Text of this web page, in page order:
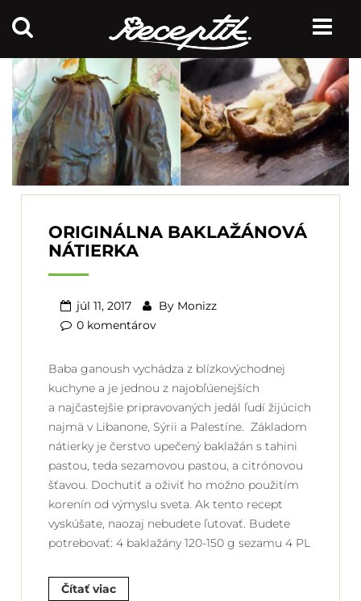
ORIGINÁLNA BAKLAŽÁNOVÁ
NÁTIERKA
júl 11, 2017 By Monizz
0 komentárov
Baba ganoush vychádza z blízkovýchodnej
kuchyne a je jednou z najobľúenejších
a najčastejšie pripravovaných jedál ľudí žijúcich
najmä v Libanone, Sýrii a Palestíne. Základom
nátierky je čerstvo upečený baklažán s tahini
pastou, teda sezamovou pastou, a citrónovou
šťavou. Dochutiť a oživiť ho možno použitím
korenín od výmyslu sveta. Ak tento recept
vyskúšate, naozaj nebudete ľutovať. Budete
potrebovať: 4 baklažány 120-150 g sezamu 4 PL
Čítať viac